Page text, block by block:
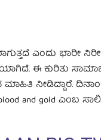
ಎಂದು ಭಾರೀ
ಈ ಕುರಿತು
ನೀಡಿದ್ದಾರೆ.
blood and gold